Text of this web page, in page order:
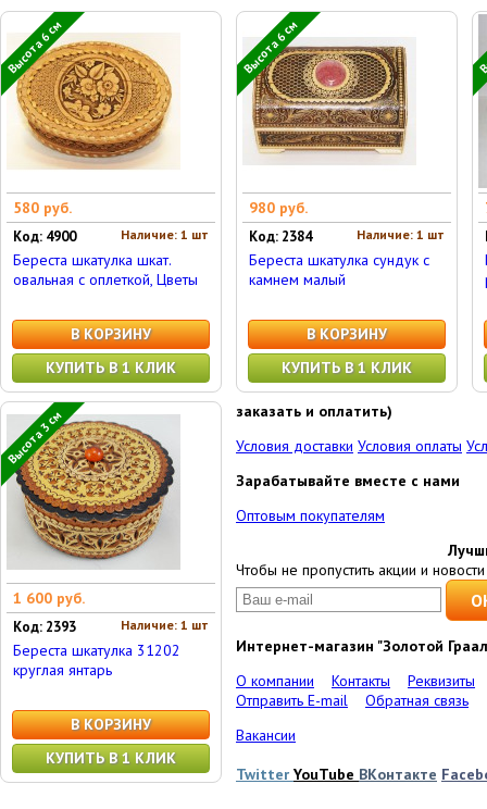
Высота 6 см
580 руб.
Наличие: 1 шт
Код: 4900
Береста шкатулка шкат.
овальная с оплеткой, Цветы
В КОРЗИНУ
КУПИТЬ В 1 КЛИК
Высота 6 см
980 руб.
Наличие: 1 шт
Код: 2384
Береста шкатулка сундук с
камнем малый
В КОРЗИНУ
КУПИТЬ В 1 КЛИК
Высота 3 см
1 600 руб.
Наличие: 1 шт
Код: 2393
Береста шкатулка 31202
круглая янтарь
В КОРЗИНУ
КУПИТЬ В 1 КЛИК
заказать и оплатить)
Условия доставки Условия оплаты
Зарабатывайте вместе с нами
Оптовым покупателям
Чтобы не пропустить акции и
Интернет-магазин "Золотой
О компании
Контакты
Реквизиты
Отправить E-mail
Обратная связь
Вакансии
Twitter YouTube ВКонтакте